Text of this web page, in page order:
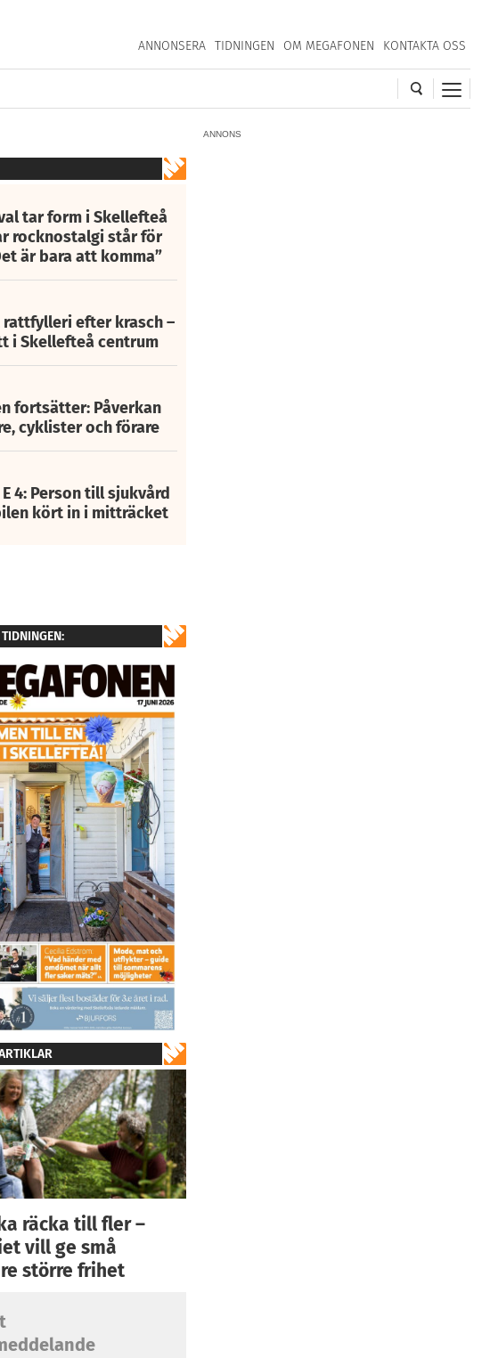
ANNONSERA TIDNINGEN OM MEGAFONEN KONTAKTA OSS
ANNONS
tar form i Skellefteå
rocknostalgi står för
är bara att komma”
efter krasch –
i Skellefteå centrum
fortsätter: Påverkan
cyklister och förare
4: Person till sjukvård
kört in i mitträcket
räcka till fler –
vill ge små
större frihet